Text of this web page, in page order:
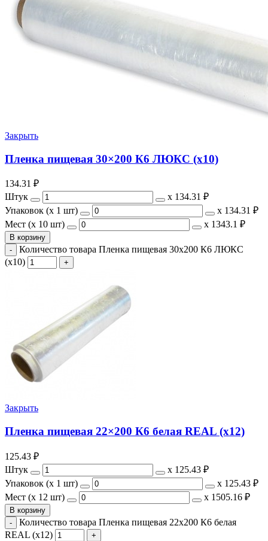
Закрыть
Пленка пищевая 30×200 К6 ЛЮКС (х10)
134.31 ₽
Штук
х 134.31 ₽
Упаковок (x 1 шт)
х 134.31 ₽
Мест (x 10 шт)
х 1343.1 ₽
В корзину
Количество товара Пленка пищевая 30x200 К6 ЛЮКС
(х10)
Закрыть
Пленка пищевая 22×200 К6 белая REAL (х12)
125.43 ₽
Штук
х 125.43 ₽
Упаковок (x 1 шт)
х 125.43 ₽
Мест (x 12 шт)
х 1505.16 ₽
В корзину
Количество товара Пленка пищевая 22x200 К6 белая
REAL (х12)